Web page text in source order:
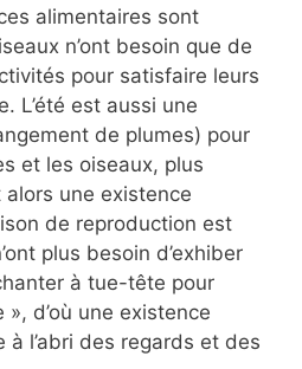
alimentaires sont
n’ont besoin que de
pour satisfaire leurs
L’été est aussi une
de plumes) pour
et les oiseaux, plus
une existence
de reproduction est
plus besoin d’exhiber
à tue-tête pour
d’où une existence
à l’abri des regards et des